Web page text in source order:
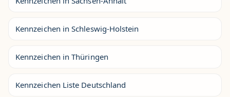
Kennzeichen in Schleswig-Holstein
Kennzeichen in Thüringen
Kennzeichen Liste Deutschland